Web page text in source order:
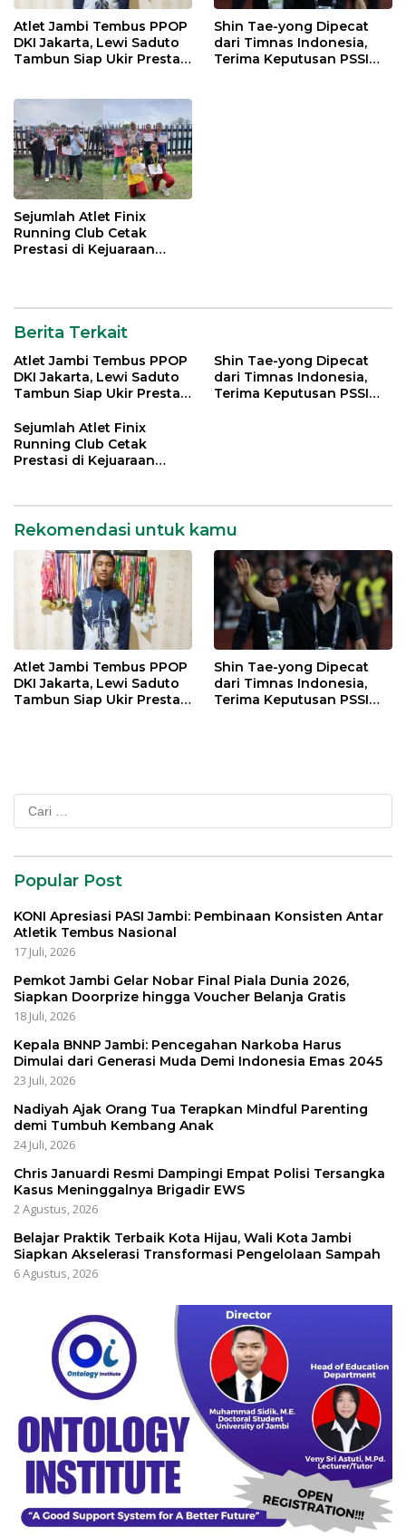
Atlet Jambi Tembus PPOP
DKI Jakarta, Lewi Saduto
Tambun Siap Ukir Prestasi
Shin Tae-yong Dipecat
dari Timnas Indonesia,
Terima Keputusan PSSI
Sejumlah Atlet Finix
Running Club Cetak
Prestasi di Kejuaraan
Berita Terkait
Atlet Jambi Tembus PPOP
DKI Jakarta, Lewi Saduto
Tambun Siap Ukir Prestasi
Shin Tae-yong Dipecat
dari Timnas Indonesia,
Terima Keputusan PSSI
Sejumlah Atlet Finix
Running Club Cetak
Prestasi di Kejuaraan
Rekomendasi untuk kamu
Atlet Jambi Tembus PPOP
DKI Jakarta, Lewi Saduto
Tambun Siap Ukir Prestasi
Shin Tae-yong Dipecat
dari Timnas Indonesia,
Terima Keputusan PSSI
Cari
untuk:
Popular Post
KONI Apresiasi PASI Jambi: Pembinaan Konsisten Antar
Atletik Tembus Nasional
17 Juli, 2026
Pemkot Jambi Gelar Nobar Final Piala Dunia 2026,
Siapkan Doorprize hingga Voucher Belanja Gratis
18 Juli, 2026
Kepala BNNP Jambi: Pencegahan Narkoba Harus
Dimulai dari Generasi Muda Demi Indonesia Emas 2045
23 Juli, 2026
Nadiyah Ajak Orang Tua Terapkan Mindful Parenting
demi Tumbuh Kembang Anak
24 Juli, 2026
Chris Januardi Resmi Dampingi Empat Polisi Tersangka
Kasus Meninggalnya Brigadir EWS
2 Agustus, 2026
Belajar Praktik Terbaik Kota Hijau, Wali Kota Jambi
Siapkan Akselerasi Transformasi Pengelolaan Sampah
6 Agustus, 2026